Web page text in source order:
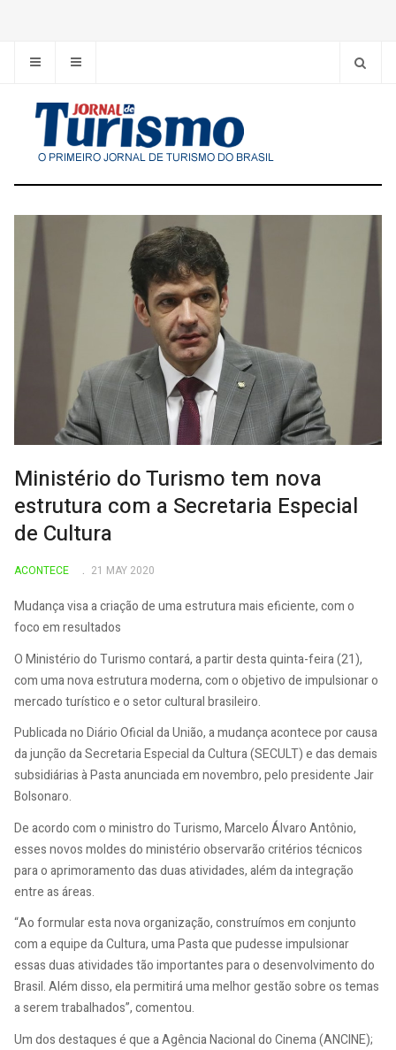
Ministério do Turismo tem nova
estrutura com a Secretaria Especial
de Cultura
ACONTECE 21 MAY 2020
Mudança visa a criação de uma estrutura mais eficiente, com o
foco em resultados
O Ministério do Turismo contará, a partir desta quinta-feira (21),
com uma nova estrutura moderna, com o objetivo de impulsionar o
mercado turístico e o setor cultural brasileiro.
Publicada no Diário Oficial da União, a mudança acontece por causa
da junção da Secretaria Especial da Cultura (SECULT) e das demais
subsidiárias à Pasta anunciada em novembro, pelo presidente Jair
Bolsonaro.
De acordo com o ministro do Turismo, Marcelo Álvaro Antônio,
esses novos moldes do ministério observarão critérios técnicos
para o aprimoramento das duas atividades, além da integração
entre as áreas.
“Ao formular esta nova organização, construímos em conjunto
com a equipe da Cultura, uma Pasta que pudesse impulsionar
essas duas atividades tão importantes para o desenvolvimento do
Brasil. Além disso, ela permitirá uma melhor gestão sobre os temas
a serem trabalhados”, comentou.
Um dos destaques é que a Agência Nacional do Cinema (ANCINE);